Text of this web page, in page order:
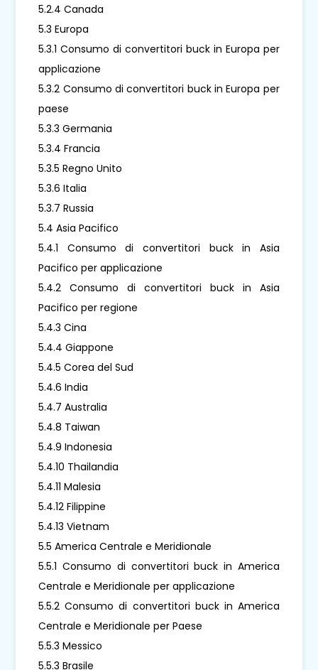
5.2.4 Canada
5.3 Europa
5.3.1 Consumo di convertitori buck in Europa per
applicazione
5.3.2 Consumo di convertitori buck in Europa per
paese
5.3.3 Germania
5.3.4 Francia
5.3.5 Regno Unito
5.3.6 Italia
5.3.7 Russia
5.4 Asia Pacifico
5.4.1 Consumo di convertitori buck in Asia
Pacifico per applicazione
5.4.2 Consumo di convertitori buck in Asia
Pacifico per regione
5.4.3 Cina
5.4.4 Giappone
5.4.5 Corea del Sud
5.4.6 India
5.4.7 Australia
5.4.8 Taiwan
5.4.9 Indonesia
5.4.10 Thailandia
5.4.11 Malesia
5.4.12 Filippine
5.4.13 Vietnam
5.5 America Centrale e Meridionale
5.5.1 Consumo di convertitori buck in America
Centrale e Meridionale per applicazione
5.5.2 Consumo di convertitori buck in America
Centrale e Meridionale per Paese
5.5.3 Messico
5.5.3 Brasile